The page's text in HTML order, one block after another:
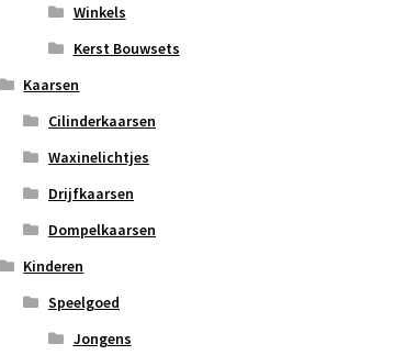
Winkels
Kerst Bouwsets
Kaarsen
Cilinderkaarsen
Waxinelichtjes
Drijfkaarsen
Dompelkaarsen
Kinderen
Speelgoed
Jongens